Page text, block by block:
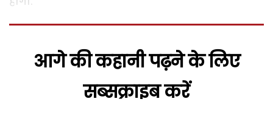
आगे की कहानी पढ़ने के लिए
सब्सक्राइब करें